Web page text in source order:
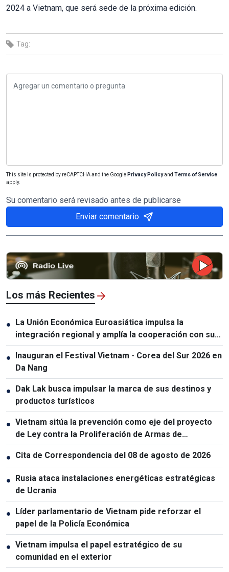
2024 a Vietnam, que será sede de la próxima edición.
Tag:
This site is protected by reCAPTCHA and the Google Privacy Policyand Terms of Service
apply.
Su comentario será revisado antes de publicarse
Enviar comentario
Los más Recientes
● La Unión Económica Euroasiática impulsa la
integración regional y amplía la cooperación con sus
socios
● Inauguran el Festival Vietnam - Corea del Sur 2026 en
Da Nang
● Dak Lak busca impulsar la marca de sus destinos y
productos turísticos
● Vietnam sitúa la prevención como eje del proyecto
de Ley contra la Proliferación de Armas de
Destrucción Masiva
● Cita de Correspondencia del 08 de agosto de 2026
● Rusia ataca instalaciones energéticas estratégicas
de Ucrania
● Líder parlamentario de Vietnam pide reforzar el
papel de la Policía Económica
● Vietnam impulsa el papel estratégico de su
comunidad en el exterior